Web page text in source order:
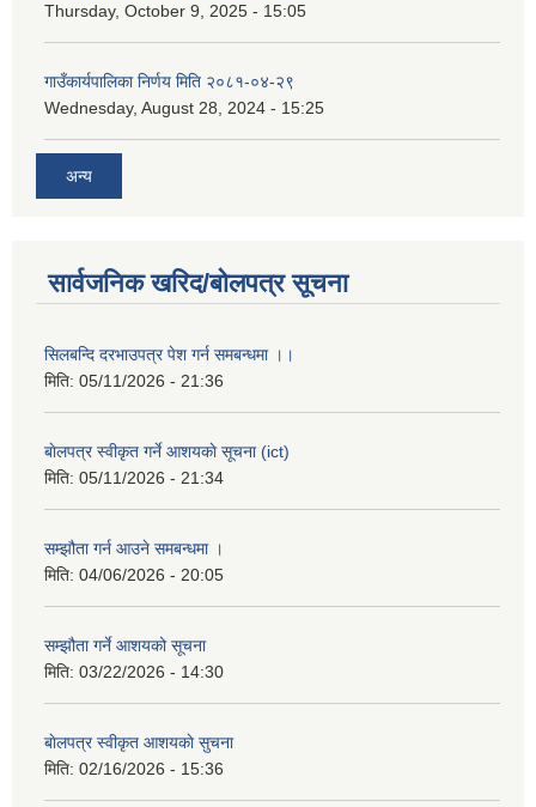
Thursday, October 9, 2025 - 15:05
गाउँकार्यपालिका निर्णय मिति २०८१-०४-२९
Wednesday, August 28, 2024 - 15:25
अन्य
सार्वजनिक खरिद/बोलपत्र सूचना
सिलबन्दि दरभाउपत्र पेश गर्न समबन्धमा ।।
मिति: 05/11/2026 - 21:36
बाेलपत्र स्वीकृत गर्ने आशयकाे सूचना (ict)
मिति: 05/11/2026 - 21:34
सम्झौता गर्न आउने समबन्धमा ।
मिति: 04/06/2026 - 20:05
सम्झौता गर्ने आशयको सूचना
मिति: 03/22/2026 - 14:30
बाेलपत्र स्वीकृत आशयकाे सुचना
मिति: 02/16/2026 - 15:36